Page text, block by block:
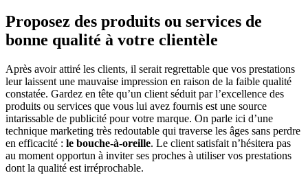
Proposez des produits ou services de
bonne qualité à votre clientèle
Après avoir attiré les clients, il serait regrettable que vos prestations
leur laissent une mauvaise impression en raison de la faible qualité
constatée. Gardez en tête qu’un client séduit par l’excellence des
produits ou services que vous lui avez fournis est une source
intarissable de publicité pour votre marque. On parle ici d’une
technique marketing très redoutable qui traverse les âges sans perdre
en efficacité : le bouche-à-oreille. Le client satisfait n’hésitera pas
au moment opportun à inviter ses proches à utiliser vos prestations
dont la qualité est irréprochable.